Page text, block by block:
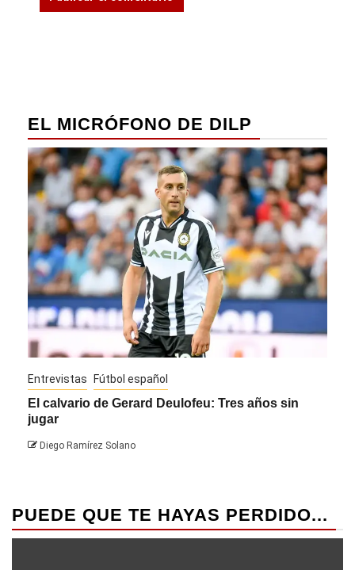
EL MICRÓFONO DE DILP
Entrevistas Fútbol español
El calvario de Gerard Deulofeu: Tres años sin
jugar
Diego Ramírez Solano
PUEDE QUE TE HAYAS PERDIDO...